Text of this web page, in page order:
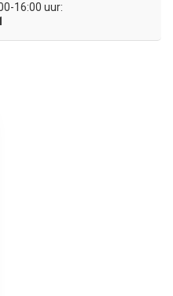
16:00 uur: